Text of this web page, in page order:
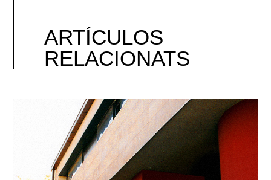
ARTÍCULOS
RELACIONATS